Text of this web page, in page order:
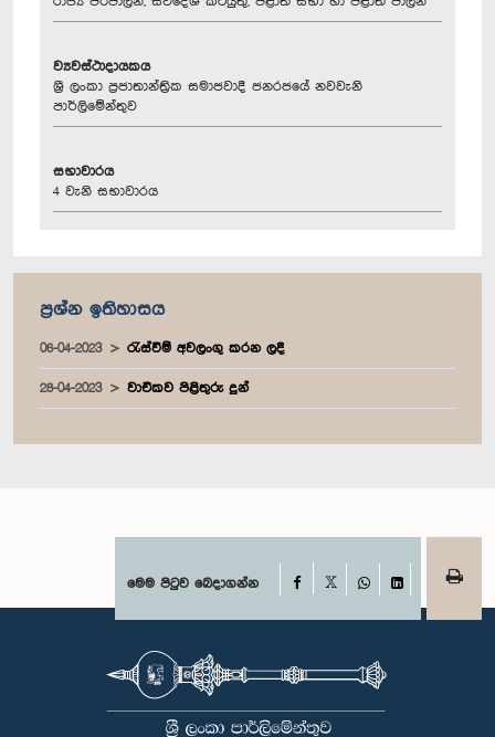
ව්‍යවස්ථාදායකය
ශ්‍රී ලංකා ප්‍රජාතාන්ත්‍රික සමාජවාදී ජනරජයේ නවවැනි
පාර්ලිමේන්තුව
සභාවාරය
4 වැනි සභාවාරය
ප්‍රශ්න ඉතිහාසය
06-04-2023 රැස්වීම් අවලංගු කරන ලදී
28-04-2023 වාචිකව පිළිතුරු දුන්
මෙම පිටුව බෙදාගන්න Facebook
WhatsAppLinkedIn